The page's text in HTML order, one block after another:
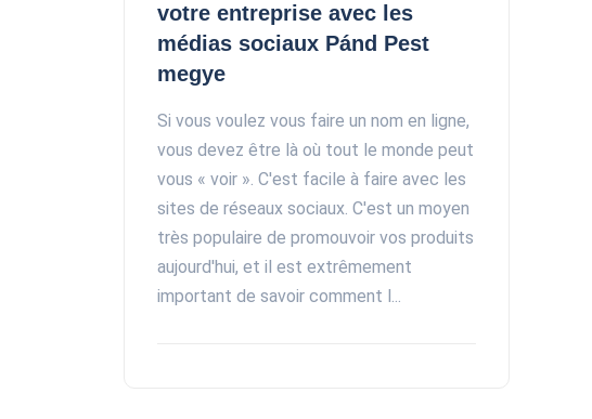
votre entreprise avec les
médias sociaux Pánd Pest
megye
Si vous voulez vous faire un nom en ligne,
vous devez être là où tout le monde peut
vous « voir ». C'est facile à faire avec les
sites de réseaux sociaux. C'est un moyen
très populaire de promouvoir vos produits
aujourd'hui, et il est extrêmement
important de savoir comment l...